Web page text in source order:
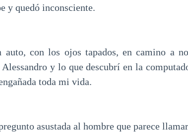
y quedó inconsciente.
auto, con los ojos tapados, en camino a
y lo que descubrí en la
toda mi vida.
asustada al hombre que parece